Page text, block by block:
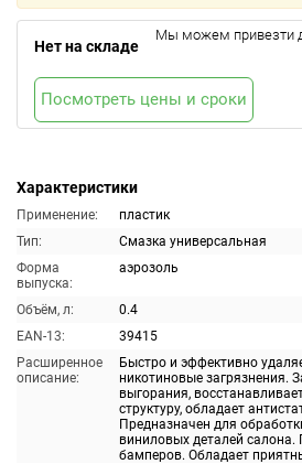
Характеристики
Применение:
пластик
Тип:
Смазка универсальная
Форма
выпуска:
аэрозоль
Объём, л:
0.4
EAN-13:
39415
Расширенное
описание:
Быстро и эффективно
никотиновые загрязнения.
выгорания,
структуру, обладает
Предназначен для
виниловых деталей
бамперов. Обладает
Нет на складе
Мы можем привезти
Посмотреть цены и сроки